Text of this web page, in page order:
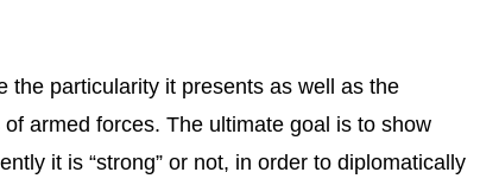
the particularity it presents as well as the
armed forces. The ultimate goal is to show
it is “strong” or not, in order to diplomatically